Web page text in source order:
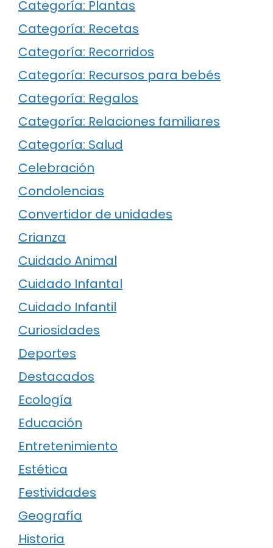
Categoría: Plantas
Categoría: Recetas
Categoría: Recorridos
Categoría: Recursos para bebés
Categoría: Regalos
Categoría: Relaciones familiares
Categoría: Salud
Celebración
Condolencias
Convertidor de unidades
Crianza
Cuidado Animal
Cuidado Infantal
Cuidado Infantil
Curiosidades
Deportes
Destacados
Ecología
Educación
Entretenimiento
Estética
Festividades
Geografía
Historia